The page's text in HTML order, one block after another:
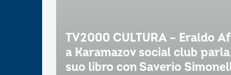
TV2000 CULTURA – Eraldo
a Karamazov social club
suo libro con Saverio